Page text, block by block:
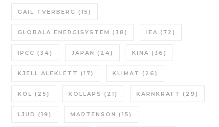
GAIL TVERBERG (15)
GLOBALA ENERGISYSTEM (38) IEA (72)
IPCC (34) JAPAN (24) KINA (36)
KJELL ALEKLETT (17) KLIMAT (26)
KOL (25) KOLLAPS (21) KÄRNKRAFT (29)
LJUD (19) MARTENSON (15)